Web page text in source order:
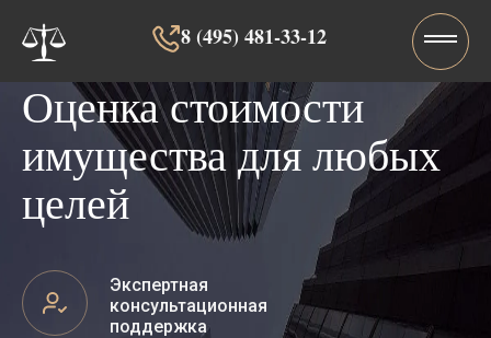
8 (495) 481-33-12‬‬
Оценка стоимости
имущества для любых
целей
Экспертная
консультационная
поддержка